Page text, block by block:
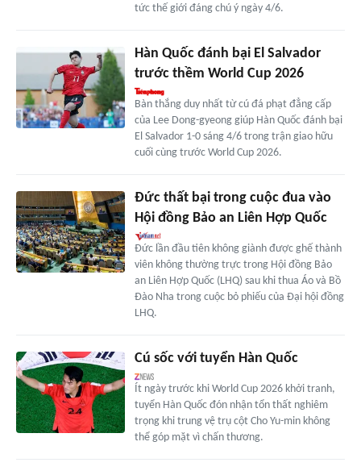
tức thế giới đáng chú ý ngày 4/6.
Hàn Quốc đánh bại El Salvador
trước thềm World Cup 2026
Bàn thắng duy nhất từ cú đá phạt đẳng cấp
của Lee Dong-gyeong giúp Hàn Quốc đánh bại
El Salvador 1-0 sáng 4/6 trong trận giao hữu
cuối cùng trước World Cup 2026.
Đức thất bại trong cuộc đua vào
Hội đồng Bảo an Liên Hợp Quốc
Đức lần đầu tiên không giành được ghế thành
viên không thường trực trong Hội đồng Bảo
an Liên Hợp Quốc (LHQ) sau khi thua Áo và Bồ
Đào Nha trong cuộc bỏ phiếu của Đại hội đồng
LHQ.
Cú sốc với tuyển Hàn Quốc
Ít ngày trước khi World Cup 2026 khởi tranh,
tuyển Hàn Quốc đón nhận tổn thất nghiêm
trọng khi trung vệ trụ cột Cho Yu-min không
thể góp mặt vì chấn thương.